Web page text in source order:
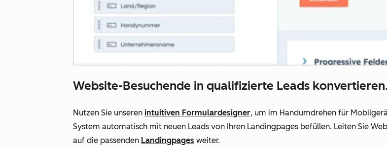
Website-Besuchende in qualifizierte Leads
Nutzen Sie unseren intuitiven Formulardesigner, um im Handumdrehen für
System automatisch mit neuen Leads von Ihren Landingpages befüllen. Leiten Sie
auf die passenden Landingpages weiter.